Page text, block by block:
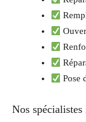
Pose
Nos